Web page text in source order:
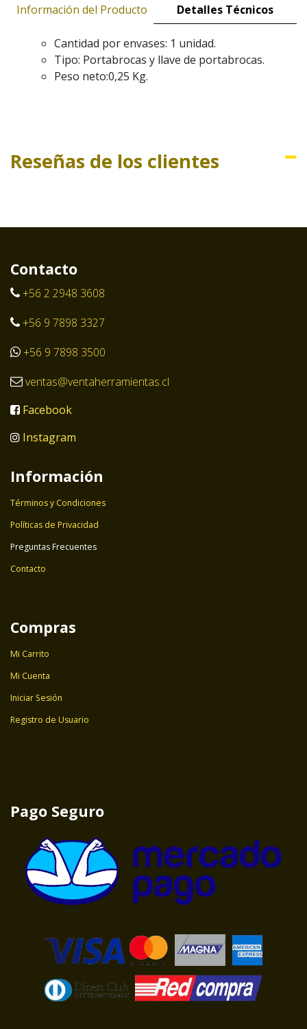
Información del Producto Detalles Técnicos
Cantidad por envases: 1 unidad.
Tipo: Portabrocas y llave de portabrocas.
Peso neto:0,25 Kg.
Reseñas de los clientes
Contacto
+56 2 2948 3608
+56 9 7898 3327
+56 9 7898 3500
ventas@ventaherramientas.cl
Facebook
Instagram
Información
Términos y Condiciones
Políticas de Privacidad
Preguntas Frecuentes
Contacto
Compras
Mi Carrito
Mi Cuenta
Iniciar Sesión
Registro de Usuario
Pago Seguro